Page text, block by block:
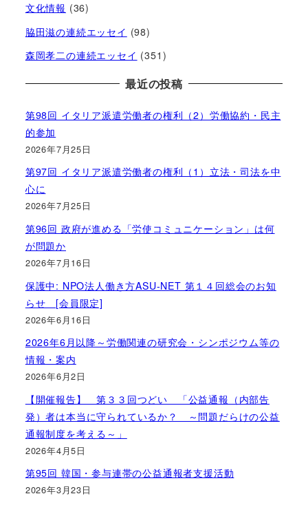
文化情報 (36)
脇田滋の連続エッセイ (98)
森岡孝二の連続エッセイ (351)
最近の投稿
第98回 イタリア派遣労働者の権利（2）労働協約・民主
的参加
2026年7月25日
第97回 イタリア派遣労働者の権利（1）立法・司法を中
心に
2026年7月25日
第96回 政府が進める「労使コミュニケーション」は何
が問題か
2026年7月16日
保護中: NPO法人働き方ASU-NET 第１４回総会のお知
らせ [会員限定]
2026年6月16日
2026年6月以降～労働関連の研究会・シンポジウム等の
情報・案内
2026年6月2日
【開催報告】 第３３回つどい 「公益通報（内部告
発）者は本当に守られているか？ ～問題だらけの公益
通報制度を考える～」
2026年4月5日
第95回 韓国・参与連帯の公益通報者支援活動
2026年3月23日